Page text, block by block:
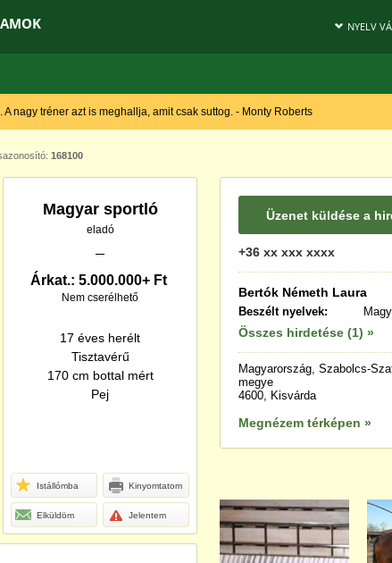
NYELV
nagy tréner azt is meghallja, amit csak suttog. - Monty Roberts
168100
Magyar sportló
eladó
Árkat.: 5.000.000+ Ft
Nem cserélhető
17 éves herélt
Tisztavérű
170 cm bottal mért
Pej
Istállómba Kinyomtatom
Elküldöm Jelentem
Üzenet küldése a
+36 xx xxx xxxx
Bertók Németh Laura
Beszélt nyelvek:
Összes hirdetése (1) »
Magyarország, Szabolcs-
megye
4600, Kisvárda
Megnézem térképen »